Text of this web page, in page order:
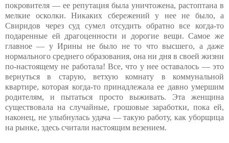
покровителя — ее репутация была уничтожена, растоптана в
мелкие осколки. Никаких сбережений у нее не было, а
Свиридов через суд сумел отсудить обратно все когда-то
подаренные ей драгоценности и дорогие вещи. Самое же
главное — у Ирины не было не то что высшего, а даже
нормального среднего образования, она ни дня в своей жизни
по-настоящему не работала! Все, что у нее оставалось — это
вернуться в старую, ветхую комнату в коммунальной
квартире, которая когда-то принадлежала ее давно умершим
родителям, и пытаться просто выживать. Эта женщина
существовала на случайные, грошовые заработки, пока ей,
наконец, не улыбнулась удача — такую работу, как уборщица
на рынке, здесь считали настоящим везением.